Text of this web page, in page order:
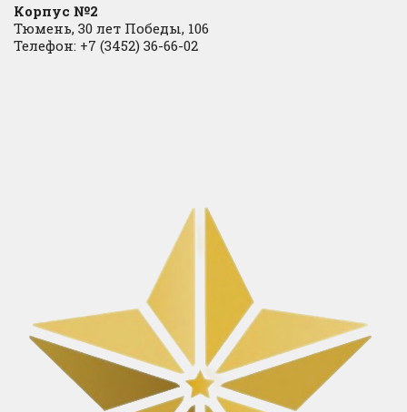
Корпус №2
Тюмень, 30 лет Победы, 106
Телефон: +7 (3452) 36-66-02